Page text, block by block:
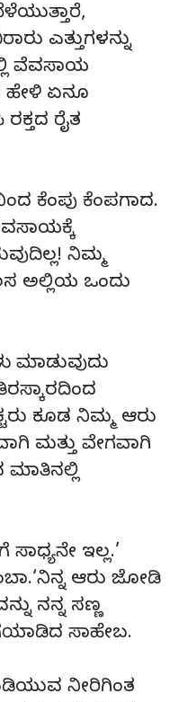
ಎತ್ತುಗಳನ್ನು
ವೆವಸಾಯ
ಹೇಳಿ ಏನೂ
ರೈತ
ಕೆಂಪು ಕೆಂಪಗಾದ.
ನಿಮ್ಮ
ಅಲ್ಲಿಯ ಒಂದು
ಮಾಡುವುದು
ಕೂಡ ನಿಮ್ಮ ಆರು
ಮತ್ತು ವೇಗವಾಗಿ
ಮಾತಿನಲ್ಲಿ
ಇಲ್ಲ.’
ಆರು ಜೋಡಿ
ನನ್ನ ಸಣ್ಣ
ಸಾಹೇಬ.
ನೀರಿಗಿಂತ